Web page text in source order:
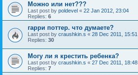
Можно или нет???
Last post by poldevel « 22 Jan 2012, 23:04
Replies: 6
гарри поттер. что думаете?
Last post by craushkin.s « 28 Dec 2011, 15:51
Replies: 30
Могу ли я крестить ребенка?
Last post by craushkin.s « 27 Dec 2011, 18:48
Replies: 7